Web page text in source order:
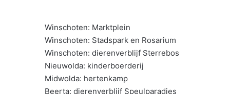
Winschoten: Marktplein
Winschoten: Stadspark en Rosarium
Winschoten: dierenverblijf Sterrebos
Nieuwolda: kinderboerderij
Midwolda: hertenkamp
Beerta: dierenverblijf Speulparadies